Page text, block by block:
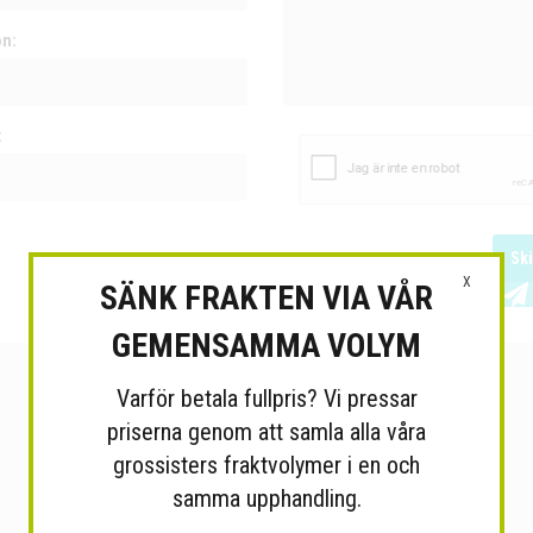
X
SÄNK FRAKTEN VIA VÅR
GEMENSAMMA VOLYM
Varför betala fullpris? Vi pressar
priserna genom att samla alla våra
grossisters fraktvolymer i en och
samma upphandling.